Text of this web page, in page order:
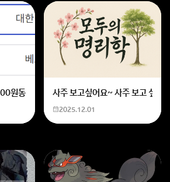
듭니다.. 아예 보수적인 집안은 아니라
친구 있다하면 조심히 놀고 너무 늦게만
하시구요 근데 아무래도 여행이나 놀러
구 없다고해야 외박이런게 편해서 어떻
겠네요..
세요
잖아요
원동 한화 계산할때0하나 빼고 나누기 2하면
사주 보고싶어요~ 사주 보고 싶
2025.12.01